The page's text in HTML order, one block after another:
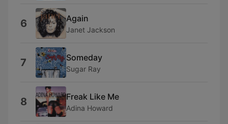
6 Again
Janet Jackson
7 Someday
Sugar Ray
8 Freak Like Me
Adina Howard